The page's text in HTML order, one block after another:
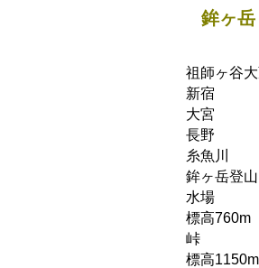
鉾ヶ岳
祖師ヶ谷
新宿
大宮
長野
糸魚川
鉾ヶ岳登
水場
標高760m
峠
標高1150m